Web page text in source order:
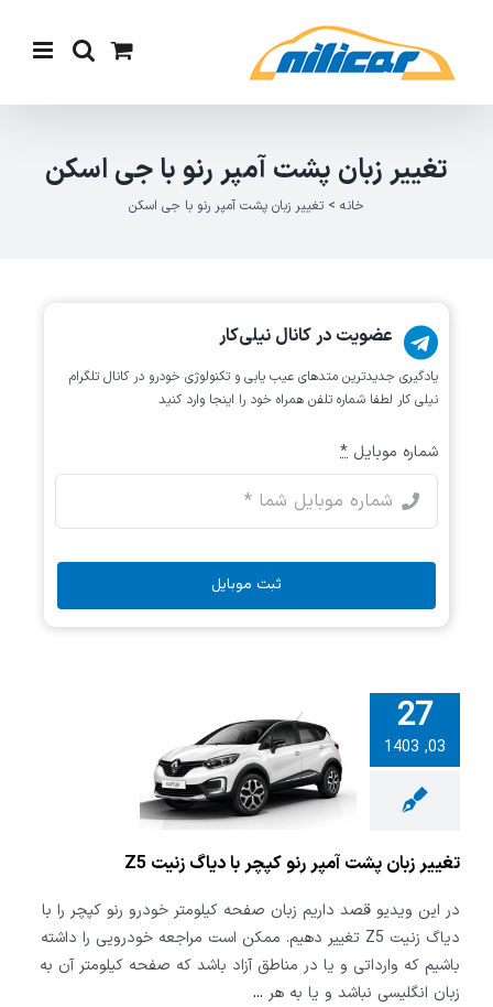
content
تغییر زبان پشت آمپر رنو با جی اسکن
خانه > تغییر زبان پشت آمپر رنو با جی اسکن
27
03, 1403
پشت آمپر
تغییر زبان پشت آمپر رنو کپچر با دیاگ زنیت Z5
در این ویدیو قصد داریم زبان صفحه کیلومتر خودرو رنو کپچر را با
دیاگ زنیت Z5 تغییر دهیم. ممکن است مراجعه خودرویی را داشته
باشیم که وارداتی و یا در مناطق آزاد باشد که صفحه کیلومتر آن به
زبان انگلیسی نباشد و یا به هر ...
عضویت در کانال نیلی‌کار
یادگیری جدیدترین متد‌های عیب یابی‌ و تکنولوژی خودرو در کانال تلگرام
نیلی کار لطفا شماره تلفن همراه خود را اینجا وارد کنید
شماره موبایل *
ثبت موبایل